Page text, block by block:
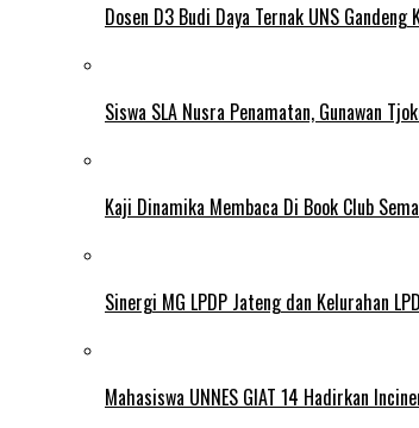
Dosen D3 Budi Daya Ternak UNS
Siswa SLA Nusra Penamatan, Gunawan
Kaji Dinamika Membaca Di Book Club
Sinergi MG LPDP Jateng dan Kelurahan
Mahasiswa UNNES GIAT 14 Hadirkan